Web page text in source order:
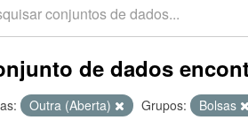
de dados
Outra (Aberta) Grupos: Bolsas